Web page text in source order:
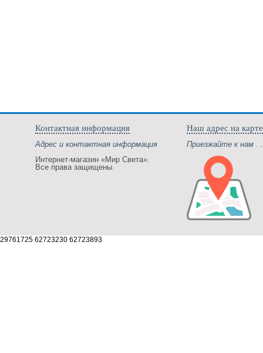
Контактная информация
Адрес и контактная информация
Интернет-магазин «Мир Света».
Все права защищены.
Наш адрес на карте
Приезжайте к нам .
29761725 62723230 62723893